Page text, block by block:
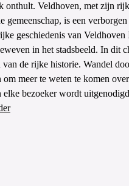
onthult. Veldhoven, met zijn
gemeenschap, is een
geschiedenis van
in het stadsbeeld. In dit
de rijke historie. Wandel
meer te weten te komen
elke bezoeker wordt